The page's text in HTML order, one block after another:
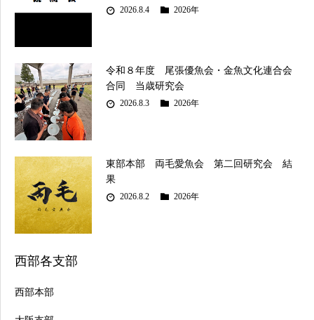
2026.8.4 2026年
令和８年度 尾張優魚会・金魚文化連合会
合同 当歳研究会
2026.8.3 2026年
東部本部 両毛愛魚会 第二回研究会 結
果
2026.8.2 2026年
西部各支部
西部本部